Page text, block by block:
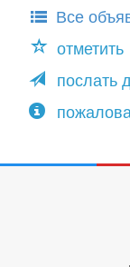
Все
отметить
послать